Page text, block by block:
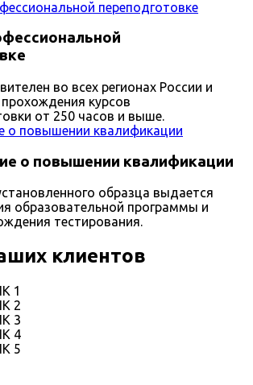
во всех регионах России и
курсов
от 250 часов и выше.
о повышении квалификации
образца выдается
образовательной программы и
тестирования.
клиентов